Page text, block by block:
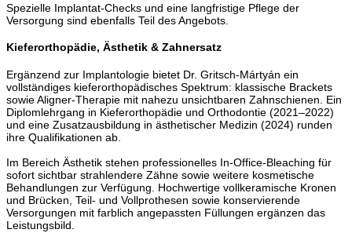
Spezielle Implantat-Checks und eine langfristige Pflege der
Versorgung sind ebenfalls Teil des Angebots.
Kieferorthopädie, Ästhetik & Zahnersatz
Ergänzend zur Implantologie bietet Dr. Gritsch-Mártyán ein
vollständiges kieferorthopädisches Spektrum: klassische Brackets
sowie Aligner-Therapie mit nahezu unsichtbaren Zahnschienen. Ein
Diplomlehrgang in Kieferorthopädie und Orthodontie (2021–2022)
und eine Zusatzausbildung in ästhetischer Medizin (2024) runden
ihre Qualifikationen ab.
Im Bereich Ästhetik stehen professionelles In-Office-Bleaching für
sofort sichtbar strahlendere Zähne sowie weitere kosmetische
Behandlungen zur Verfügung. Hochwertige vollkeramische Kronen
und Brücken, Teil- und Vollprothesen sowie konservierende
Versorgungen mit farblich angepassten Füllungen ergänzen das
Leistungsbild.